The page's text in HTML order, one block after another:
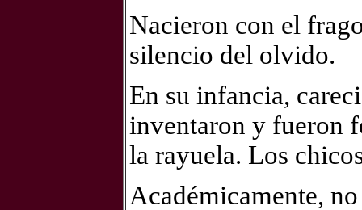
Nacieron con el
silencio del olvido.
En su infancia,
inventaron y fueron
la rayuela. Los
Académicamente,